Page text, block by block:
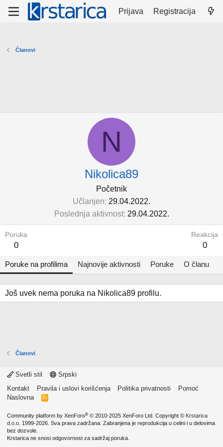
Prijava Registracija
Članovi
N
Nikolica89
Početnik
Učlanjen 29.04.2022.
Poslednja aktivnost 29.04.2022.
Poruka
0
Reakcija
0
Poruke na profilima Najnovije aktivnosti Poruke O članu
Još uvek nema poruka na Nikolica89 profilu.
Članovi
Svetli stil
Srpski
Kontakt
Pravila i uslovi korišćenja Politika privatnosti
Pomoć
Naslovna
R
Community platform by XenForo® © 2010-2025 XenForo Ltd. Copyright © Krstarica
d.o.o. 1999-2026. Sva prava zadržana. Zabranjena je reprodukcija u celini i u delovima
bez dozvole.
Krstarica ne snosi odgovornost za sadržaj poruka.